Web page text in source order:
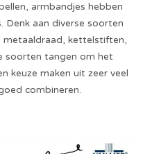
armbandjes hebben
Denk aan diverse soorten
metaaldraad, kettelstiften,
soorten tangen om het
keuze maken uit zeer veel
combineren.